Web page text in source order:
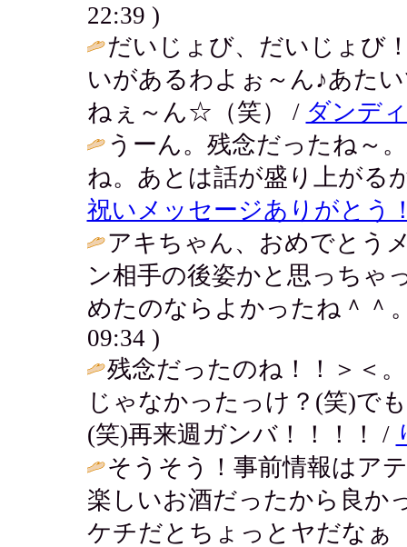
22:39 )
だいじょび、だいじょび
いがあるわよぉ～ん♪あた
ねぇ～ん☆（笑） / ダンデ
うーん。残念だったね～
ね。あとは話が盛り上がる
祝いメッセージありがとう
アキちゃん、おめでとう
ン相手の後姿かと思っちゃ
めたのならよかったね＾＾
09:34 )
残念だったのね！！＞＜
じゃなかったっけ？(笑)で
(笑)再来週ガンバ！！！！ /
そうそう！事前情報はア
楽しいお酒だったから良か
ケチだとちょっとヤだなぁ